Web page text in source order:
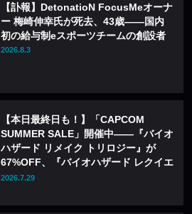
【訃報】DetonatioN FocusMeオーナ
ー 梅崎伸幸氏が死去、43歳——国内
初の給与制eスポーツチームの創設者
2026.8.3
【本日最終日も！】「CAPCOM
SUMMER SALE」開催中——『バイオ
ハザード リメイク トリロジー』が
67%OFF、『バイオハザード レクイエ
ム』も20%OFFに
2026.7.29